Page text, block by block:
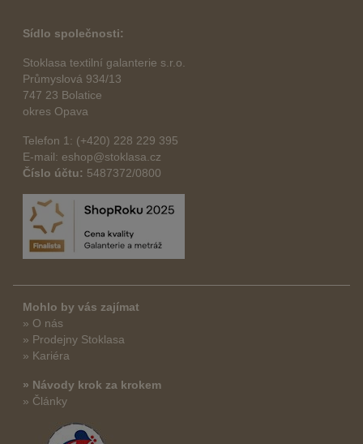
Sídlo společnosti:
Stoklasa textilní galanterie s.r.o.
Průmyslová 934/13
747 23 Bolatice
okres Opava
Telefon 1: (+420) 228 229 395
E-mail: eshop@stoklasa.cz
Číslo účtu: 5487372/0800
Mohlo by vás zajímat
» O nás
» Prodejny Stoklasa
» Kariéra
» Návody krok za krokem
» Články